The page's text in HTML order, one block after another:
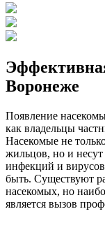
Воронеже
Появление
как владельцы
Насекомые не
жильцов, но и
инфекций и
быть. Существуют
насекомых, но
является вызов